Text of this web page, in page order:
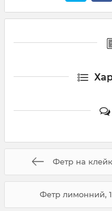
Фетр на
Фетр лимонний,